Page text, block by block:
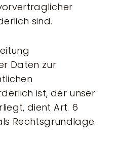
sind.
Daten zur
ist, der unser
dient Art. 6
Rechtsgrundlage.